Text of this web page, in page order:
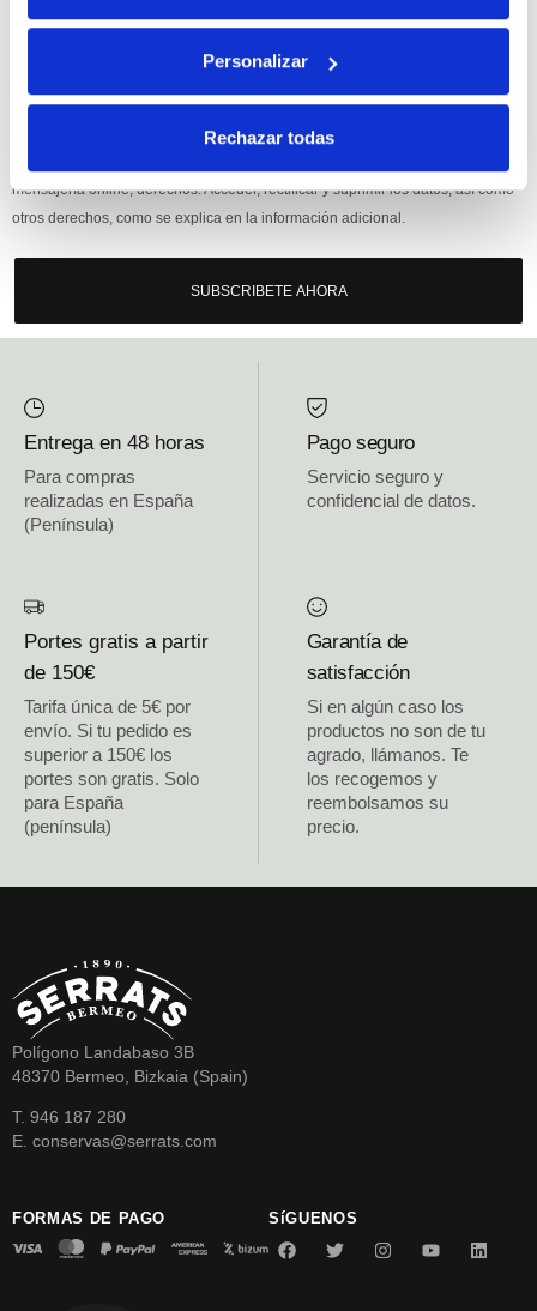
Personalizar
Rechazar todas
Si, he leído y acepto la política de protección de datos.
Responsable: HIJOS DE JOSÉ SERRATS S.A. Finalidad: tratamientos con
mensajería online, derechos: Acceder, rectificar y suprimir los datos, así como
otros derechos, como se explica en la información adicional.
SUBSCRIBETE AHORA
Entrega en 48 horas
Para compras
realizadas en España
(Península)
Pago seguro
Servicio seguro y
confidencial de datos.
Portes gratis a partir
de 150€
Tarifa única de 5€ por
envío. Si tu pedido es
superior a 150€ los
portes son gratis. Solo
para España
(península)
Garantía de
satisfacción
Si en algún caso los
productos no son de tu
agrado, llámanos. Te
los recogemos y
reembolsamos su
precio.
Polígono Landabaso 3B
48370 Bermeo, Bizkaia (Spain)
T. 946 187 280
E. conservas@serrats.com
FORMAS DE PAGO SíGUENOS